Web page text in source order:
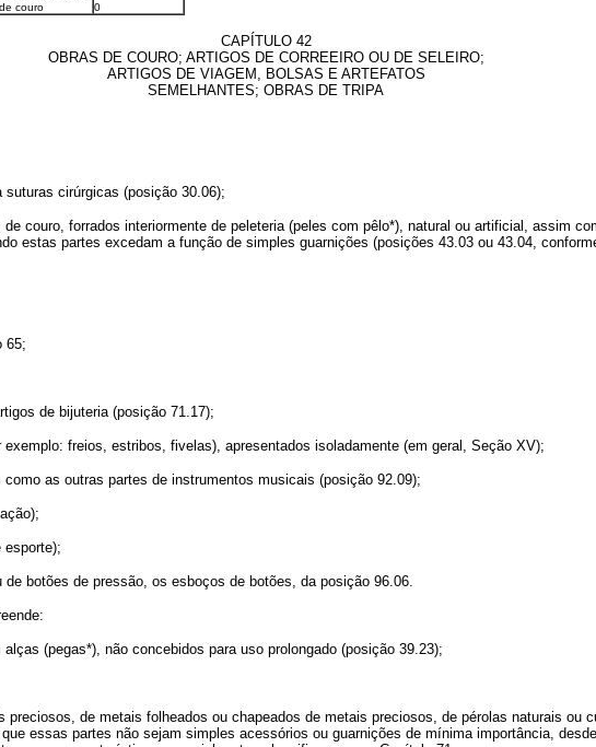
couro
0
CAPÍTULO 42
OBRAS DE COURO; ARTIGOS DE CORREEIRO OU DE SELEIRO;
ARTIGOS DE VIAGEM, BOLSAS E ARTEFATOS
SEMELHANTES; OBRAS DE TRIPA
cirúrgicas (posição 30.06);
couro, forrados interiormente de peleteria (peles com pêlo*), natural ou artificial, assim
estas partes excedam a função de simples guarnições (posições 43.03 ou 43.04,
65;
de bijuteria (posição 71.17);
freios, estribos, fivelas), apresentados isoladamente (em geral, Seção XV);
as outras partes de instrumentos musicais (posição 92.09);
esporte);
botões de pressão, os esboços de botões, da posição 96.06.
(pegas*), não concebidos para uso prolongado (posição 39.23);
de metais folheados ou chapeados de metais preciosos, de pérolas naturais ou
essas partes não sejam simples acessórios ou guarnições de mínima importância,